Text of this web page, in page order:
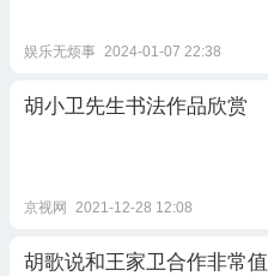
娱乐无烦事 2024-01-07 22:38
胡小卫先生书法作品欣赏
京视网 2021-12-28 12:08
胡歌说和王家卫合作非常值